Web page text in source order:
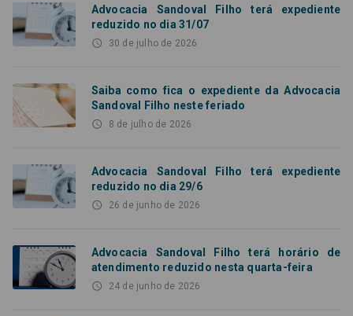
Advocacia Sandoval Filho terá expediente
reduzido no dia 31/07
access_time 30 de julho de 2026
Saiba como fica o expediente da Advocacia
Sandoval Filho neste feriado
access_time 8 de julho de 2026
Advocacia Sandoval Filho terá expediente
reduzido no dia 29/6
access_time 26 de junho de 2026
Advocacia Sandoval Filho terá horário de
atendimento reduzido nesta quarta-feira
access_time 24 de junho de 2026